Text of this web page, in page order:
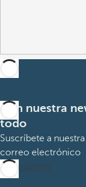
Con nuestra
todo
Suscríbete a
correo electrónico
Suscribirme